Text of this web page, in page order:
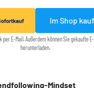
Im Shop
E-Mail. Außerdem können Sie gekaufte
herunterladen.
Mindset